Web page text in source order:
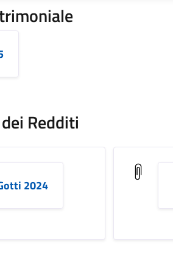
Redditi
2024